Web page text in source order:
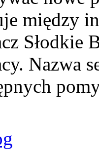
między
Słodkie
Nazwa